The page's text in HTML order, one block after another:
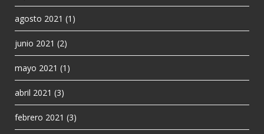
agosto 2021 (1)
junio 2021 (2)
mayo 2021 (1)
abril 2021 (3)
febrero 2021 (3)